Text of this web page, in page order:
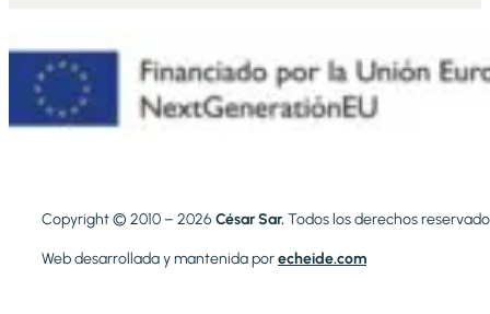
Copyright © 2010 – 2026 César Sar.Todos los derechos
Web desarrollada y mantenida porecheide.com